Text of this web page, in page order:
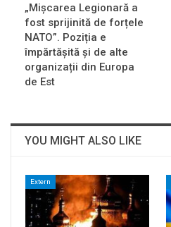
„Mișcarea Legionară a
fost sprijinită de forțele
NATO”. Poziția e
împărtășită și de alte
organizații din Europa
de Est
YOU MIGHT ALSO LIKE
Extern